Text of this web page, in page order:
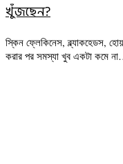
খুঁজছেন?
স্কিন ফ্লেকিনেস, ব্ল্যাকহেডস,
করার পর সমস্যা খুব একটা কমে